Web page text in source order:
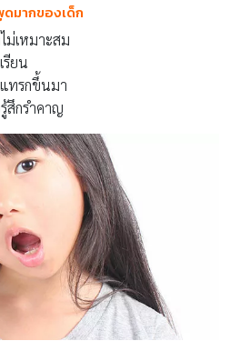
มากของเด็ก
ม่เหมาะสม
รียน
ทรกขึ้นมา
สึกรำคาญ